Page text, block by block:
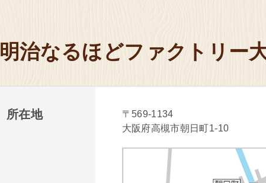
見学予約・お問い合わせ
明治なるほどファクトリー愛知
明治なるほどファクトリー
所在地
〒569-1134
大阪府高槻市朝日町1-10